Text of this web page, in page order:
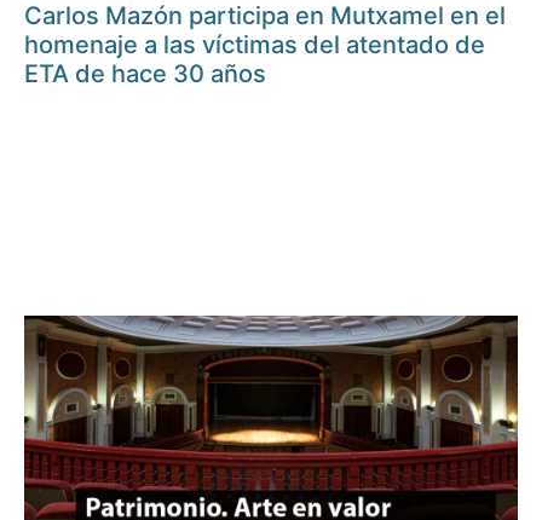
Carlos Mazón participa en Mutxamel en el
homenaje a las víctimas del atentado de
ETA de hace 30 años